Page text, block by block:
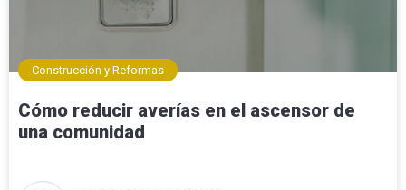
Construcción y Reformas
Cómo reducir averías en el ascensor de
una comunidad